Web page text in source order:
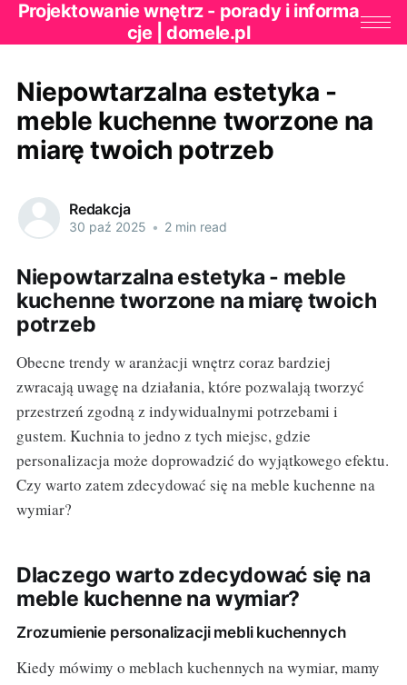
Projektowanie wnętrz - porady i informa
cje | domele.pl
Niepowtarzalna estetyka -
meble kuchenne tworzone na
miarę twoich potrzeb
Redakcja
30 paź 2025 • 2 min read
Niepowtarzalna estetyka - meble
kuchenne tworzone na miarę twoich
potrzeb
Obecne trendy w aranżacji wnętrz coraz bardziej
zwracają uwagę na działania, które pozwalają tworzyć
przestrzeń zgodną z indywidualnymi potrzebami i
gustem. Kuchnia to jedno z tych miejsc, gdzie
personalizacja może doprowadzić do wyjątkowego efektu.
Czy warto zatem zdecydować się na meble kuchenne na
wymiar?
Dlaczego warto zdecydować się na
meble kuchenne na wymiar?
Zrozumienie personalizacji mebli kuchennych
Kiedy mówimy o meblach kuchennych na wymiar, mamy